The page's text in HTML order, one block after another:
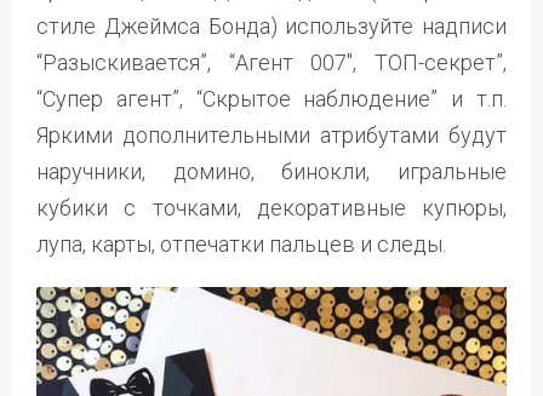
стиле Джеймса Бонда) используйте надписи
“Разыскивается”, “Агент 007″, ТОП-секрет”,
“Супер агент”, “Скрытое наблюдение” и т.п.
Яркими дополнительными атрибутами будут
наручники, домино, бинокли, игральные
кубики с точками, декоративные купюры,
лупа, карты, отпечатки пальцев и следы.